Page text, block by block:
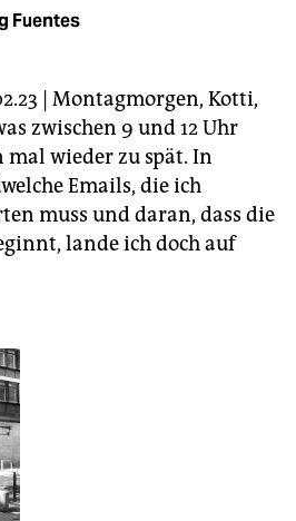
Fuentes
| Montagmorgen, Kotti,
zwischen 9 und 12 Uhr
wieder zu spät. In
Emails, die ich
muss und daran, dass die
lande ich doch auf